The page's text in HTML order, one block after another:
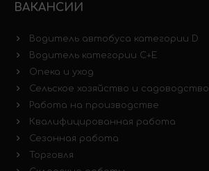
ВАКАНСИИ
Водитель автобуса категории D
Водитель категории C+E
Опека и уход
Сельское хозяйство и садоводство
Работа на производстве
Квалифицированная работа
Сезонная работа
Торговля